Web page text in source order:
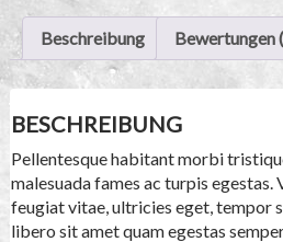
Beschreibung Bewertungen
BESCHREIBUNG
Pellentesque habitant morbi
malesuada fames ac turpis
feugiat vitae, ultricies eget, tempor
libero sit amet quam egestas